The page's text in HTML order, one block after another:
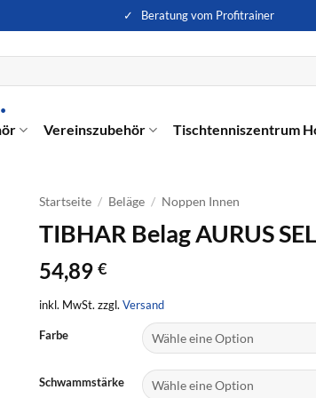
✓ Beratung vom Profitrainer
Vereinszubehör Tischtenniszentrum
Startseite / Beläge / Noppen Innen
TIBHAR Belag AURUS
54,89 €
inkl. MwSt. zzgl. Versand
Farbe
Schwammstärke